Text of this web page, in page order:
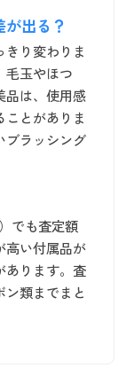
出る？
り変わりま
毛玉やほつ
品は、使用感
とがありま
ブラッシング
でも査定額
高い付属品が
あります。査
類までまと